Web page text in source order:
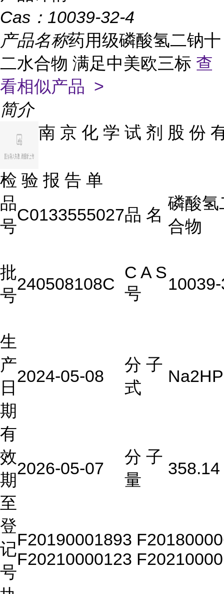
Cas： 10039-32-4
产品名称药用级磷酸氢二钠十
二水合物 满足中美欧三标 查
看相似产品 >
简介
南 京 化 学 试 剂 股 份
检 验 报 告 单
品
号
C0133555027品 名
磷酸氢
合物
批
号
240508108C
C A S
号
生
产
日
期
2024-05-08
分 子
式
有
效
期
至
2026-05-07
分 子
量
358.14
登
记
号
F20190001893
F20210000123